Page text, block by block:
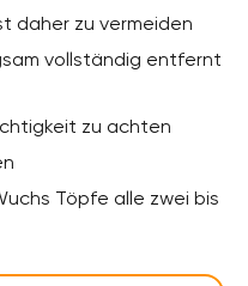
daher zu vermeiden
vollständig entfernt
zu achten
Töpfe alle zwei bis